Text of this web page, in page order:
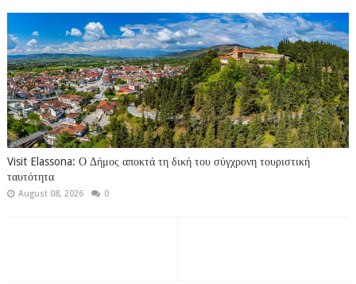
Visit Elassona: Ο Δήμος αποκτά τη δική του σύγχρονη τουριστική
ταυτότητα
August 08, 2026 0